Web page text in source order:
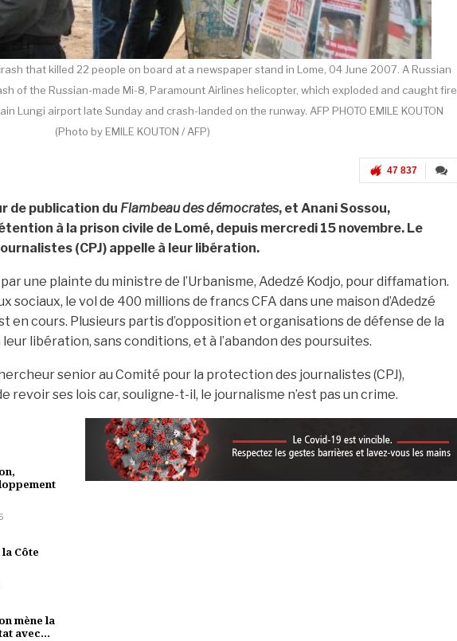
that killed 22 people on board at a newspaper stand in Lome, 04 June 2007. A Russian
of the Russian-made Mi-8, Paramount Airlines helicopter, which exploded and caught fire
Lungi airport late Sunday and crash-landed on the runway. AFP PHOTO EMILE KOUTON
(Photo by EMILE KOUTON / AFP)
47 837
de publication du Flambeau des démocrates, et Anani Sossou,
à la prison civile de Lomé, depuis mercredi 15 novembre. Le
(CPJ) appelle à leur libération.
une plainte du ministre de l’Urbanisme, Adedzé Kodjo, pour diffamation.
sociaux, le vol de 400 millions de francs CFA dans une maison d’Adedzé
en cours. Plusieurs partis d’opposition et organisations de défense de la
libération, sans conditions, et à l’abandon des poursuites.
senior au Comité pour la protection des journalistes (CPJ),
revoir ses lois car, souligne-t-il, le journalisme n’est pas un crime.
Côte
mène la
avec…